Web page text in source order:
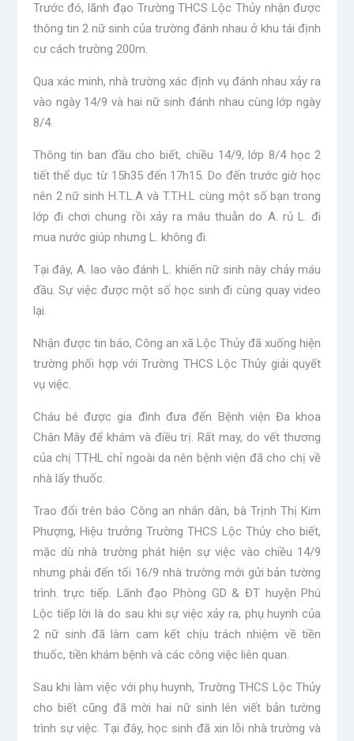
Trước đó, lãnh đạo Trường THCS Lộc Thủy nhận được
thông tin 2 nữ sinh của trường đánh nhau ở khu tái định
cư cách trường 200m.
Qua xác minh, nhà trường xác định vụ đánh nhau xảy ra
vào ngày 14/9 và hai nữ sinh đánh nhau cùng lớp ngày
8/4.
Thông tin ban đầu cho biết, chiều 14/9, lớp 8/4 học 2
tiết thể dục từ 15h35 đến 17h15. Do đến trước giờ học
nên 2 nữ sinh H.T.L.A và T.T.H.L cùng một số bạn trong
lớp đi chơi chung rồi xảy ra mâu thuẫn do A. rủ L. đi
mua nước giúp nhưng L. không đi.
Tại đây, A. lao vào đánh L. khiến nữ sinh này chảy máu
đầu. Sự việc được một số học sinh đi cùng quay video
lại.
Nhận được tin báo, Công an xã Lộc Thủy đã xuống hiện
trường phối hợp với Trường THCS Lộc Thủy giải quyết
vụ việc.
Cháu bé được gia đình đưa đến Bệnh viện Đa khoa
Chân Mây để khám và điều trị. Rất may, do vết thương
của chị TTHL chỉ ngoài da nên bệnh viện đã cho chị về
nhà lấy thuốc.
Trao đổi trên báo Công an nhân dân, bà Trịnh Thị Kim
Phượng, Hiệu trưởng Trường THCS Lộc Thủy cho biết,
mặc dù nhà trường phát hiện sự việc vào chiều 14/9
nhưng phải đến tối 16/9 nhà trường mới gửi bản tường
trình. trực tiếp. Lãnh đạo Phòng GD & ĐT huyện Phú
Lộc tiếp lời là do sau khi sự việc xảy ra, phụ huynh của
2 nữ sinh đã làm cam kết chịu trách nhiệm về tiền
thuốc, tiền khám bệnh và các công việc liên quan.
Sau khi làm việc với phụ huynh, Trường THCS Lộc Thủy
cho biết cũng đã mời hai nữ sinh lên viết bản tường
trình sự việc. Tại đây, học sinh đã xin lỗi nhà trường và